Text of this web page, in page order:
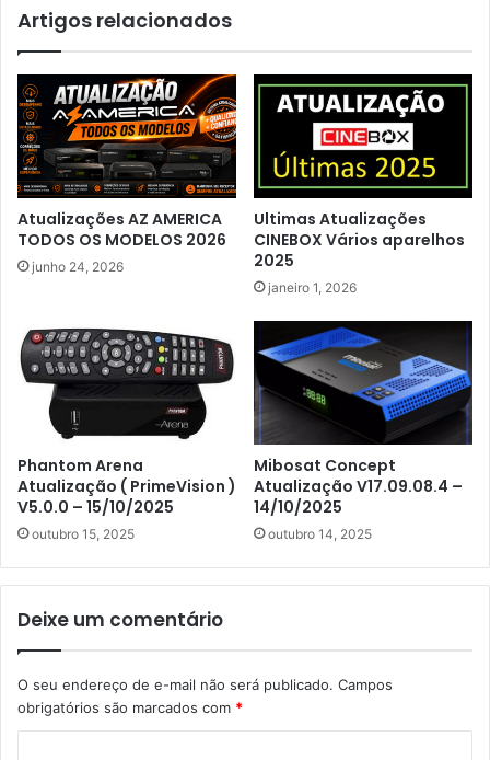
Artigos relacionados
Atualizações AZ AMERICA
TODOS OS MODELOS 2026
junho 24, 2026
Ultimas Atualizações
CINEBOX Vários aparelhos
2025
janeiro 1, 2026
Phantom Arena
Atualização ( PrimeVision )
V5.0.0 – 15/10/2025
outubro 15, 2025
Mibosat Concept
Atualização V17.09.08.4 –
14/10/2025
outubro 14, 2025
Deixe um comentário
O seu endereço de e-mail não será publicado. Campos
obrigatórios são marcados com *